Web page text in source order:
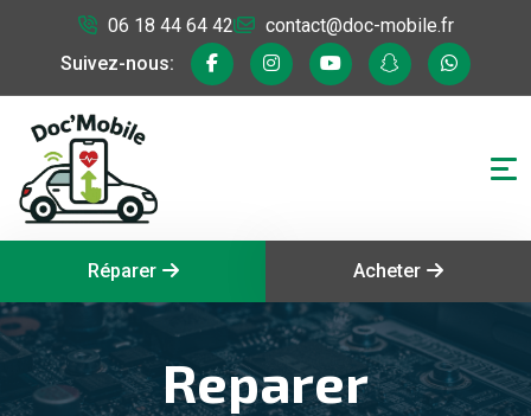
Suivez-nous:
06 18 44 64 42 contact@doc-mobile.fr
Réparer Acheter
Reparer